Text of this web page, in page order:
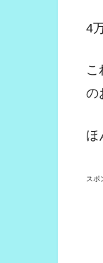
4
こ
の
ほ
スポ